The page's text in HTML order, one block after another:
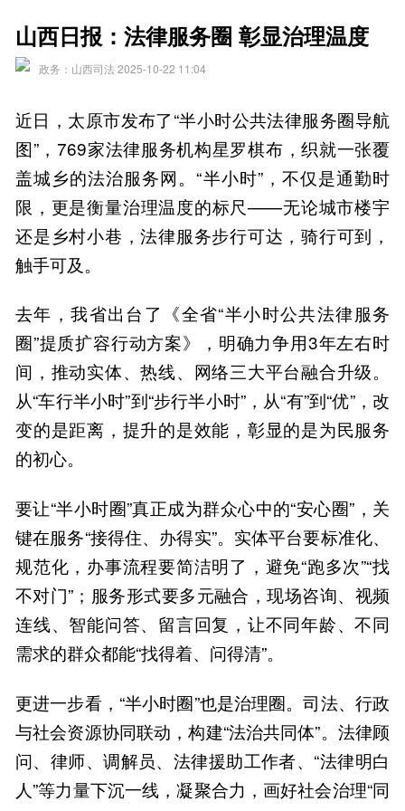
山西日报：法律服务圈 彰显治理温度
政务：山西司法 2025-10-22 11:04
近日，太原市发布了“半小时公共法律服务圈导航
图”，769家法律服务机构星罗棋布，织就一张覆
盖城乡的法治服务网。“半小时”，不仅是通勤时
限，更是衡量治理温度的标尺——无论城市楼宇
还是乡村小巷，法律服务步行可达，骑行可到，
触手可及。
去年，我省出台了《全省“半小时公共法律服务
圈”提质扩容行动方案》，明确力争用3年左右时
间，推动实体、热线、网络三大平台融合升级。
从“车行半小时”到“步行半小时”，从“有”到“优”，改
变的是距离，提升的是效能，彰显的是为民服务
的初心。
要让“半小时圈”真正成为群众心中的“安心圈”，关
键在服务“接得住、办得实”。实体平台要标准化、
规范化，办事流程要简洁明了，避免“跑多次”“找
不对门”；服务形式要多元融合，现场咨询、视频
连线、智能问答、留言回复，让不同年龄、不同
需求的群众都能“找得着、问得清”。
更进一步看，“半小时圈”也是治理圈。司法、行政
与社会资源协同联动，构建“法治共同体”。法律顾
问、律师、调解员、法律援助工作者、“法律明白
人”等力量下沉一线，凝聚合力，画好社会治理“同